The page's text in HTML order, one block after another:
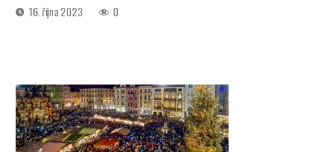
Datum16. října 2023 0